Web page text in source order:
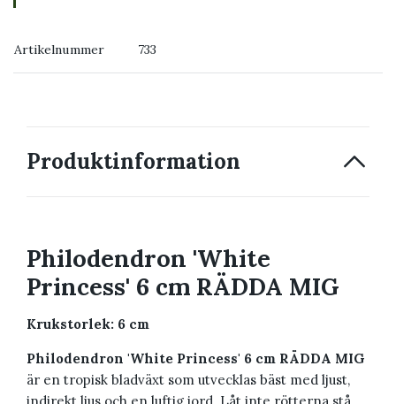
Artikelnummer 733
Produktinformation
Philodendron 'White
Princess' 6 cm RÄDDA MIG
Krukstorlek: 6 cm
Philodendron 'White Princess' 6 cm RÄDDA MIG
är en tropisk bladväxt som utvecklas bäst med ljust,